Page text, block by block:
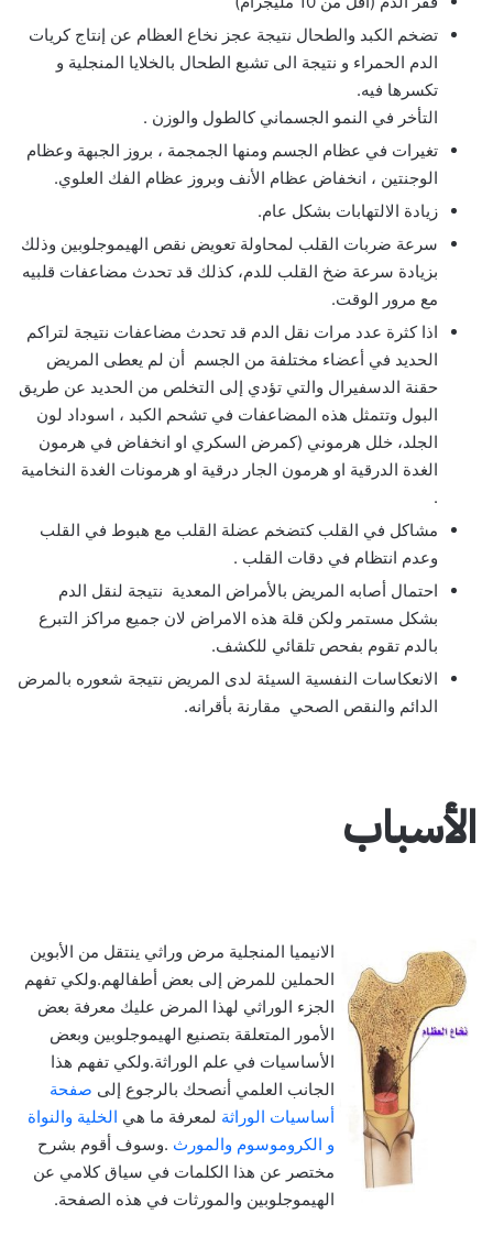
تضخم الكبد والطحال نتيجة عجز نخاع العظام عن إنتاج كريات
الدم الحمراء و نتيجة الى تشبع الطحال بالخلايا المنجلية و
تكسرها فيه.
التأخر في النمو الجسماني كالطول والوزن .
تغيرات في عظام الجسم ومنها الجمجمة ، بروز الجبهة وعظام
الوجنتين ، انخفاض عظام الأنف وبروز عظام الفك العلوي.
زيادة الالتهابات بشكل عام.
سرعة ضربات القلب لمحاولة تعويض نقص الهيموجلوبين وذلك
بزيادة سرعة ضخ القلب للدم، كذلك قد تحدث مضاعفات قلبيه
مع مرور الوقت.
اذا كثرة عدد مرات نقل الدم قد تحدث مضاعفات نتيجة لتراكم
الحديد في أعضاء مختلفة من الجسم أن لم يعطى المريض
حقنة الدسفيرال والتي تؤدي إلى التخلص من الحديد عن طريق
البول وتتمثل هذه المضاعفات في تشحم الكبد ، اسوداد لون
الجلد، خلل هرموني (كمرض السكري او انخفاض في هرمون
الغدة الدرقية او هرمون الجار درقية او هرمونات الغدة النخامية
.
مشاكل في القلب كتضخم عضلة القلب مع هبوط في القلب
وعدم انتظام في دقات القلب .
احتمال أصابه المريض بالأمراض المعدية نتيجة لنقل الدم
بشكل مستمر ولكن قلة هذه الامراض لان جميع مراكز التبرع
بالدم تقوم بفحص تلقائي للكشف.
الانعكاسات النفسية السيئة لدى المريض نتيجة شعوره بالمرض
الدائم والنقص الصحي مقارنة بأقرانه.
الأسباب
الانيميا المنجلية مرض وراثي ينتقل من الأبوين
الحملين للمرض إلى بعض أطفالهم.ولكي تفهم
الجزء الوراثي لهذا المرض عليك معرفة بعض
الأمور المتعلقة بتصنيع الهيموجلوبين وبعض
الأساسيات في علم الوراثة.ولكي تفهم هذا
الجانب العلمي أنصحك بالرجوع إلى صفحة
أساسيات الوراثة لمعرفة ما هي الخلية والنواة
و الكروموسوم والمورث .وسوف أقوم بشرح
مختصر عن هذا الكلمات في سياق كلامي عن
الهيموجلوبين والمورثات في هذه الصفحة.